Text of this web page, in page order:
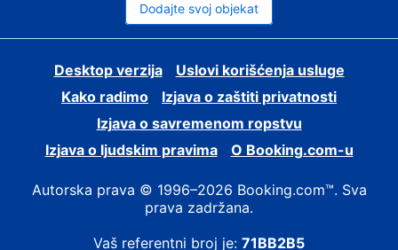
Dodajte svoj objekat
Desktop verzija
Uslovi korišćenja usluge
Kako radimo
Izjava o zaštiti privatnosti
Izjava o savremenom ropstvu
Izjava o ljudskim pravima
О Booking.com-u
Autorska prava © 1996–2026 Booking.com™. Sva
prava zadržana.
Vaš referentni broj je: 71BB2B5